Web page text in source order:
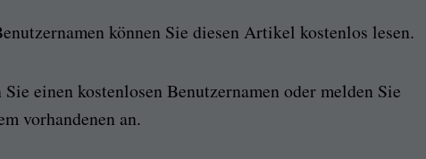
können Sie diesen Artikel kostenlos lesen.
einen kostenlosen Benutzernamen oder melden Sie
vorhandenen an.